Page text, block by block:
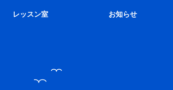
レッスン室 お知らせ